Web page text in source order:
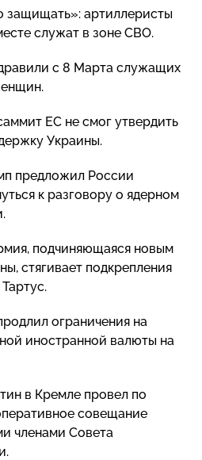
защищать»: артиллеристы
служат в зоне СВО.
с 8 Марта служащих
ЕС не смог утвердить
Украины.
предложил России
к разговору о ядерном
подчиняющаяся новым
стягивает подкрепления
ограничения на
иностранной валюты на
в Кремле провел по
совещание
членами Совета